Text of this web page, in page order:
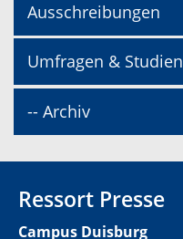
Ausschreibungen
Umfragen & Studien
-- Archiv
Ressort Presse
Campus Duisburg